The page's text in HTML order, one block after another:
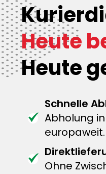
Heute
Heute
Schnelle
Abholung
europaweit.
Ohne